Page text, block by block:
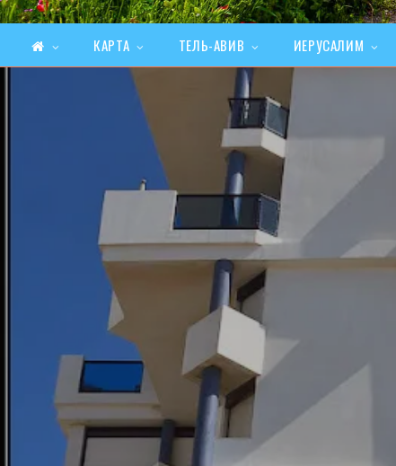
КАРТА ТЕЛЬ-АВИВ ИЕРУСАЛИМ